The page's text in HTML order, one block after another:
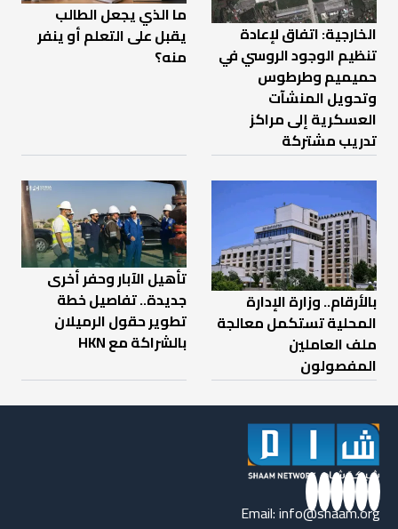
الخارجية: اتفاق لإعادة
تنظيم الوجود الروسي في
حميميم وطرطوس
وتحويل المنشآت
العسكرية إلى مراكز
تدريب مشتركة
ما الذي يجعل الطالب
يقبل على التعلم أو ينفر
منه؟
بالأرقام.. وزارة الإدارة
المحلية تستكمل معالجة
ملف العاملين
المفصولون
تأهيل الآبار وحفر أخرى
جديدة.. تفاصيل خطة
تطوير حقول الرميلان
بالشراكة مع HKN
Email:info@shaam.org